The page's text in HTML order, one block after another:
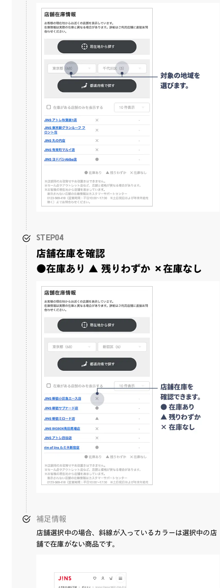
STEP04
店舗在庫を確認
●在庫あり ▲ 残りわずか ×在庫なし
補足情報
店舗選択中の場合、斜線が入っているカラーは選択中の店
舗で在庫がない商品です。